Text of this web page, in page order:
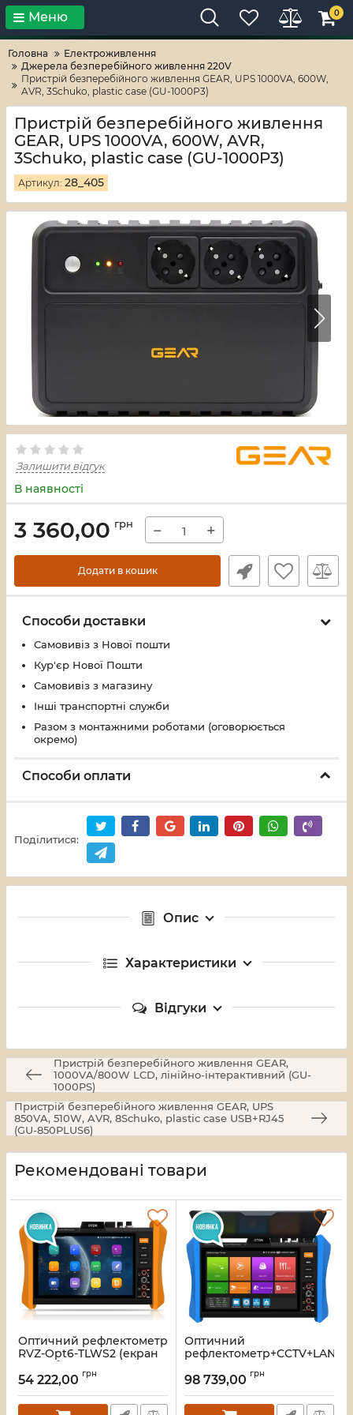
Тільки високі технології! RV-ZAFT
Меню 0
Головна
Електроживлення
Джерела безперебійного живлення 220V
Пристрій безперебійного живлення GEAR, UPS 1000VA, 600W,
AVR, 3Schuko, plastic case (GU-1000P3)
Пристрій безперебійного живлення
GEAR, UPS 1000VA, 600W, AVR,
3Schuko, plastic case (GU-1000P3)
Артикул: 28_405
Залишити відгук
В наявності
3 360,00 грн − +
Додати в кошик
Способи доставки
Самовивіз з Нової пошти
Кур'єр Нової Пошти
Самовивіз з магазину
Інші транспортні служби
Разом з монтажними роботами (оговорюється
окремо)
Способи оплати
Поділитися:
Опис
Характеристики
Відгуки
Пристрій безперебійного живлення GEAR,
1000VA/800W LCD, лінійно-інтерактивний (GU-
1000PS)
Пристрій безперебійного живлення GEAR, UPS
850VA, 510W, AVR, 8Schuko, plastic case USB+RJ45
(GU-850PLUS6)
Рекомендовані товари
Оптичний рефлектометр
RVZ-Opt6-TLWS2 (екран
8") з вбудованим
тестером ВОЛЗ, OPM,
(1310/1550нм-30/28дБ)
54 222,00 грн
Оптичний
рефлектометр+CCTV+LAN
(1310/1550нм-30/28дБ),
Артикул:A000328
98 739,00 грн